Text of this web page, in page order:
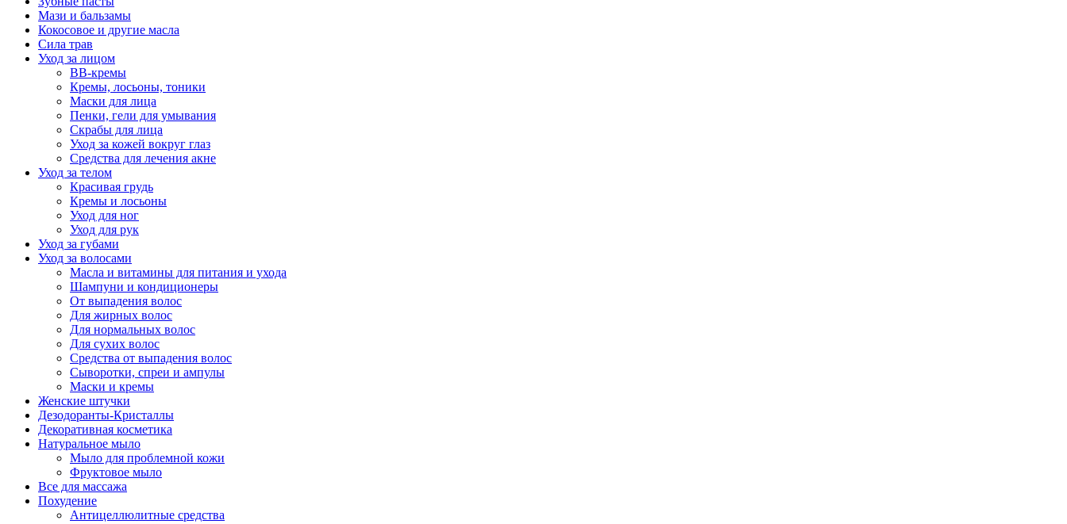
Мази и бальзамы
Кокосовое и другие масла
Сила трав
Уход за лицом
BB-кремы
Кремы, лосьоны, тоники
Маски для лица
Пенки, гели для умывания
Скрабы для лица
Уход за кожей вокруг глаз
Средства для лечения акне
Уход за телом
Красивая грудь
Кремы и лосьоны
Уход для ног
Уход для рук
Уход за губами
Уход за волосами
Масла и витамины для питания и ухода
Шампуни и кондиционеры
От выпадения волос
Для жирных волос
Для нормальных волос
Для сухих волос
Средства от выпадения волос
Сыворотки, спреи и ампулы
Маски и кремы
Женские штучки
Дезодоранты-Кристаллы
Декоративная косметика
Натуральное мыло
Мыло для проблемной кожи
Фруктовое мыло
Все для массажа
Похудение
Антицеллюлитные средства